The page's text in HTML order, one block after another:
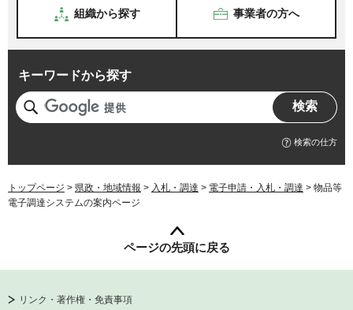
組織から探す 事業者の方へ
キーワードから探す
検索の仕方
トップページ > 県政・地域情報 > 入札・調達 > 電子申請・入札・調達 > 物品等
電子調達システムの案内ページ
ページの先頭に戻る
リンク・著作権・免責事項